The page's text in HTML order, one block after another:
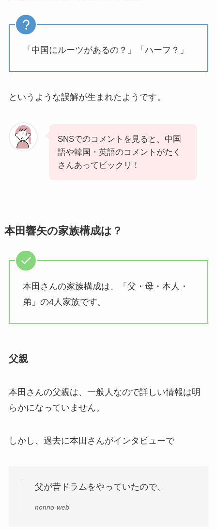
「中国にルーツがあるの？」「ハーフ？」
というような誤解が生まれたようです。
SNSでのコメントを見ると、中国
語や韓国・英語のコメントがたく
さんあってビックリ！
本田響矢の家族構成は？
本田さんの家族構成は、「父・母・本人・
弟」の4人家族です。
父親
本田さんの父親は、一般人なので詳しい情報は明
らかになっていません。
しかし、過去に本田さんがインタビューで
父が昔ドラムをやっていたので、
nonno-web